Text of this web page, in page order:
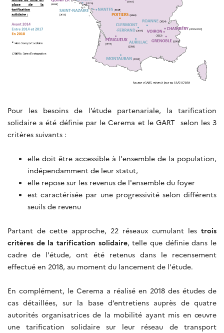
Pour les besoins de l’étude partenariale, la tarification
solidaire a été définie par le Cerema et le GART selon les 3
critères suivants :
elle doit être accessible à l'ensemble de la population,
indépendamment de leur statut,
elle repose sur les revenus de l'ensemble du foyer
est caractérisée par une progressivité selon différents
seuils de revenu
Partant de cette approche, 22 réseaux cumulant les trois
critères de la tarification solidaire, telle que définie dans le
cadre de l'étude, ont été retenus dans le recensement
effectué en 2018, au moment du lancement de l'étude.
En complément, le Cerema a réalisé en 2018 des études de
cas détaillées, sur la base d’entretiens auprès de quatre
autorités organisatrices de la mobilité ayant mis en œuvre
une tarification solidaire sur leur réseau de transport